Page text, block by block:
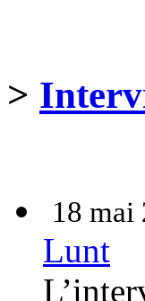
>
18 mai
Lunt